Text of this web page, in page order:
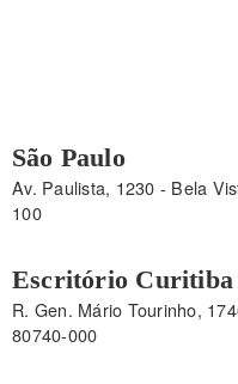
São Paulo
Av. Paulista, 1230 - Bela
100
Escritório Curitiba
R. Gen. Mário Tourinho,
80740-000